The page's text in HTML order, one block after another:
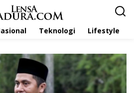
Teknologi Lifestyle